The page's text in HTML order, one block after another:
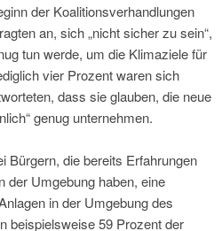
der Koalitionsverhandlungen
an, sich „nicht sicher zu sein“,
tun werde, um die Klimaziele für
vier Prozent waren sich
dass sie glauben, die neue
genug unternehmen.
Bürgern, die bereits Erfahrungen
der Umgebung haben, eine
in der Umgebung des
beispielsweise 59 Prozent der